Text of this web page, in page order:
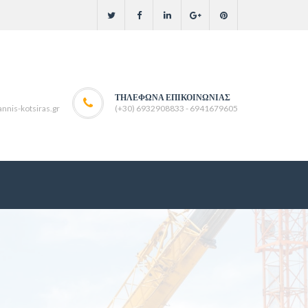
kotsiras.gr
ΤΗΛΈΦΩΝΑ ΕΠΙΚΟΙΝΩΝΊΑΣ
(+30) 6932908833 - 6941679605